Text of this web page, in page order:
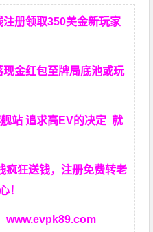
册领取350美金新玩家
金红包至牌局底池或玩
站 追求高EV的决定就
疯狂送钱，注册免费转老
！
www.evpk89.com